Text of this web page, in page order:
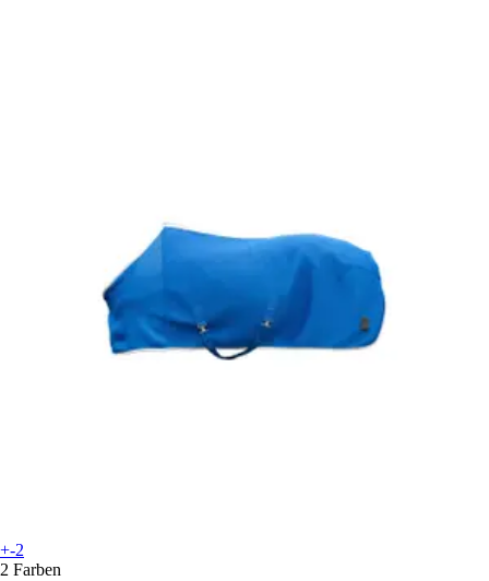
+-2
2 Farben